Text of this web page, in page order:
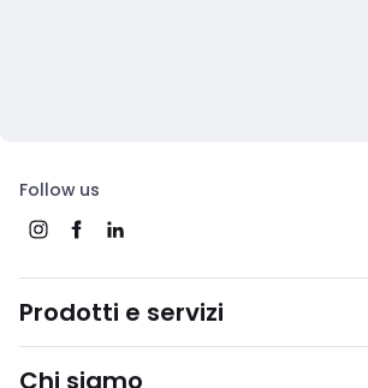
Follow us
Prodotti e servizi
Chi siamo